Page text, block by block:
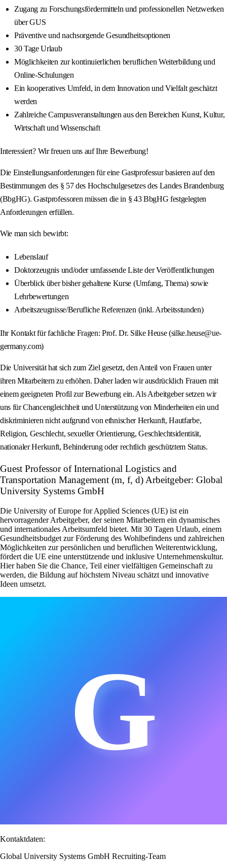
Zugang zu Forschungsfördermitteln und professionellen Netzwerken
über GUS
Präventive und nachsorgende Gesundheitsoptionen
30 Tage Urlaub
Möglichkeiten zur kontinuierlichen beruflichen Weiterbildung und
Online-Schulungen
Ein kooperatives Umfeld, in dem Innovation und Vielfalt geschätzt
werden
Zahlreiche Campusveranstaltungen aus den Bereichen Kunst, Kultur,
Wirtschaft und Wissenschaft
Interessiert? Wir freuen uns auf Ihre Bewerbung!
Die Einstellungsanforderungen für eine Gastprofessur basieren auf den
Bestimmungen des § 57 des Hochschulgesetzes des Landes Brandenburg
(BbgHG). Gastprofessoren müssen die in § 43 BbgHG festgelegten
Anforderungen erfüllen.
Wie man sich bewirbt:
Lebenslauf
Doktorzeugnis und/oder umfassende Liste der Veröffentlichungen
Überblick über bisher gehaltene Kurse (Umfang, Thema) sowie
Lehrbewertungen
Arbeitszeugnisse/Berufliche Referenzen (inkl. Arbeitsstunden)
Ihr Kontakt für fachliche Fragen: Prof. Dr. Silke Heuse (silke.heuse@ue-
germany.com)
Die Universität hat sich zum Ziel gesetzt, den Anteil von Frauen unter
ihren Mitarbeitern zu erhöhen. Daher laden wir ausdrücklich Frauen mit
einem geeigneten Profil zur Bewerbung ein. Als Arbeitgeber setzen wir
uns für Chancengleichheit und Unterstützung von Minderheiten ein und
diskriminieren nicht aufgrund von ethnischer Herkunft, Hautfarbe,
Religion, Geschlecht, sexueller Orientierung, Geschlechtsidentität,
nationaler Herkunft, Behinderung oder rechtlich geschütztem Status.
Guest Professor of International Logistics and
Transportation Management (m, f, d) Arbeitgeber: Global
University Systems GmbH
Die University of Europe for Applied Sciences (UE) ist ein
hervorragender Arbeitgeber, der seinen Mitarbeitern ein dynamisches
und internationales Arbeitsumfeld bietet. Mit 30 Tagen Urlaub, einem
Gesundheitsbudget zur Förderung des Wohlbefindens und zahlreichen
Möglichkeiten zur persönlichen und beruflichen Weiterentwicklung,
fördert die UE eine unterstützende und inklusive Unternehmenskultur.
Hier haben Sie die Chance, Teil einer vielfältigen Gemeinschaft zu
werden, die Bildung auf höchstem Niveau schätzt und innovative
Ideen umsetzt.
G
Kontaktdaten:
Global University Systems GmbH Recruiting-Team